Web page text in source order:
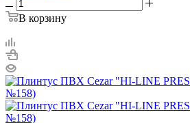
В корзину